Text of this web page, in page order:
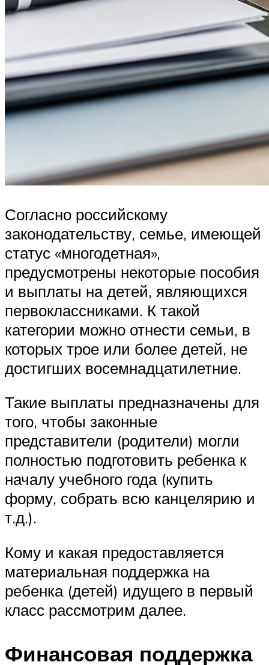
Согласно российскому
законодательству, семье, имеющей
статус «многодетная»,
предусмотрены некоторые пособия
и выплаты на детей, являющихся
первоклассниками. К такой
категории можно отнести семьи, в
которых трое или более детей, не
достигших восемнадцатилетние.
Такие выплаты предназначены для
того, чтобы законные
представители (родители) могли
полностью подготовить ребенка к
началу учебного года (купить
форму, собрать всю канцелярию и
т.д.).
Кому и какая предоставляется
материальная поддержка на
ребенка (детей) идущего в первый
класс рассмотрим далее.
Финансовая поддержка